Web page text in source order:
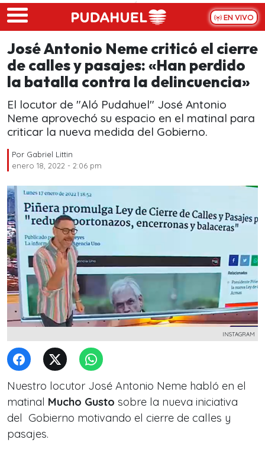
Skip to main content
EN VIVO
José Antonio Neme criticó el cierre
de calles y pasajes: «Han perdido
la batalla contra la delincuencia»
El locutor de "Aló Pudahuel" José Antonio
Neme aprovechó su espacio en el matinal para
criticar la nueva medida del Gobierno.
Por Gabriel Littin
enero 18, 2022 - 2:06 pm
INSTAGRAM
Nuestro locutor José Antonio Neme habló en el
matinal Mucho Gusto sobre la nueva iniciativa
del Gobierno motivando el cierre de calles y
pasajes.